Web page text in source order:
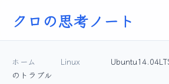
クロの思考ノート
ホーム Linux
のトラブル